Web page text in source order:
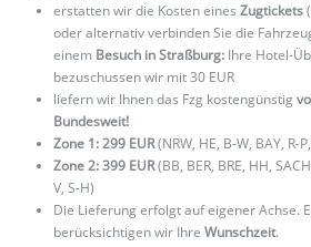
erstatten wir die Kosten eines Zugtickets
oder alternativ verbinden Sie die
einem Besuch in Straßburg: Ihre Hotel-
bezuschussen wir mit 30 EUR
liefern wir Ihnen das Fzg kostengünstig
Bundesweit!
Zone 1: 299 EUR(NRW, HE, B-W, BAY, R-
Zone 2: 399 EUR(BB, BER, BRE, HH,
V, S-H)
Die Lieferung erfolgt auf eigener Achse.
berücksichtigen wir Ihre Wunschzeit.